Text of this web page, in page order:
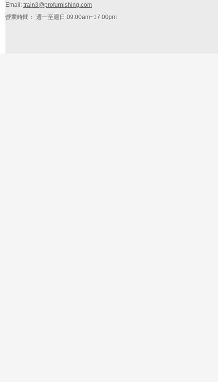
Email: train3@profurnishing.com
營業時間： 週一至週日 09:00am~17:00pm